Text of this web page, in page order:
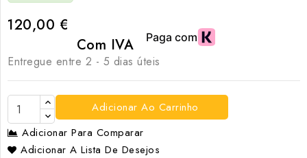
120,00 €
Com IVA
Entregue entre 2 - 5 dias úteis
Adicionar Ao Carrinho
Adicionar Para Comparar
Adicionar A Lista De Desejos